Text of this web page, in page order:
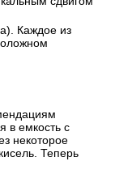
Каждое из
в емкость с
некоторое
Теперь